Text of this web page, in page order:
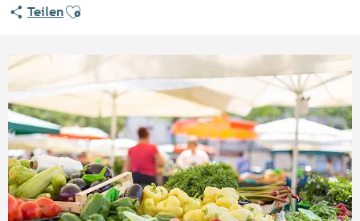
TeilenAjouter aux favoris